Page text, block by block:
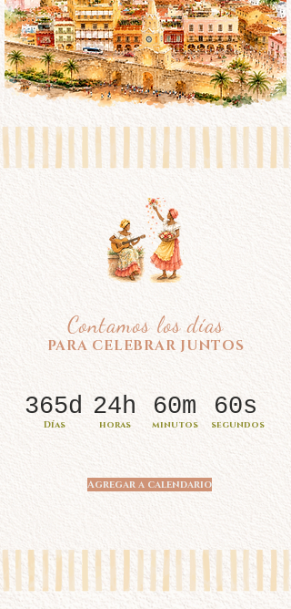
Contamos los días
PARA CELEBRAR JUNTOS
Días horas minutos segundos
365d 24h 60m 60s
Agregar a calendario